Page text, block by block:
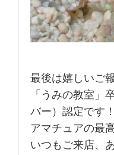
最後は嬉しいご
「うみの教室」
バー）認定です！
アマチュアの最
いつもご来店、